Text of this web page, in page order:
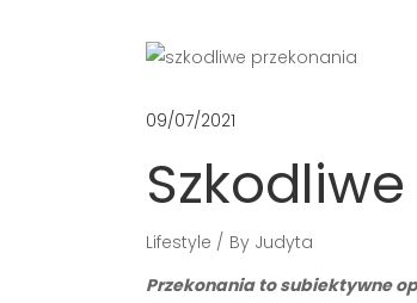
09/07/2021
Lifestyle By Judyta
Przekonania to subiektywne